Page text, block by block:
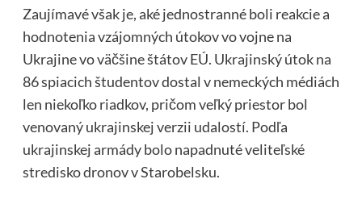
Zaujímavé však je, aké jednostranné boli reakcie a
hodnotenia vzájomných útokov vo vojne na
Ukrajine vo väčšine štátov EÚ. Ukrajinský útok na
86 spiacich študentov dostal v nemeckých médiách
len niekoľko riadkov, pričom veľký priestor bol
venovaný ukrajinskej verzii udalostí. Podľa
ukrajinskej armády bolo napadnuté veliteľské
stredisko dronov v Starobelsku.